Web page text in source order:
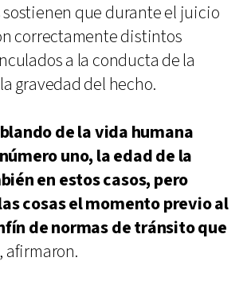
sostienen que durante el juicio
correctamente distintos
a la conducta de la
gravedad del hecho.
de la vida humana
uno, la edad de la
en estos casos, pero
cosas el momento previo al
de normas de tránsito que
afirmaron.